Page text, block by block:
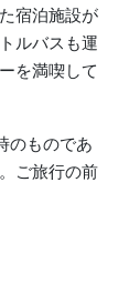
宿泊施設が
ルバスも運
を満喫して
のものであ
ご旅行の前